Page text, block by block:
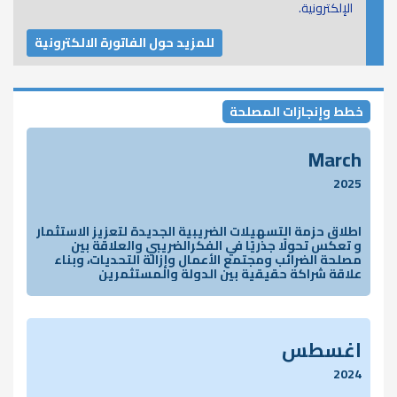
الإلكترونية.
للمزيد حول الفاتورة الالكترونية
خطط وإنجازات المصلحة
March
2025
اطلاق حزمة التسهيلات الضريبية الجديدة لتعزيز الاستثمار
و تعكس تحولًا جذريًا في الفكرالضريبي والعلاقة بين
مصلحة الضرائب ومجتمع الأعمال وإزالة التحديات، وبناء
علاقة شراكة حقيقية بين الدولة والمستثمرين
اغسطس
2024